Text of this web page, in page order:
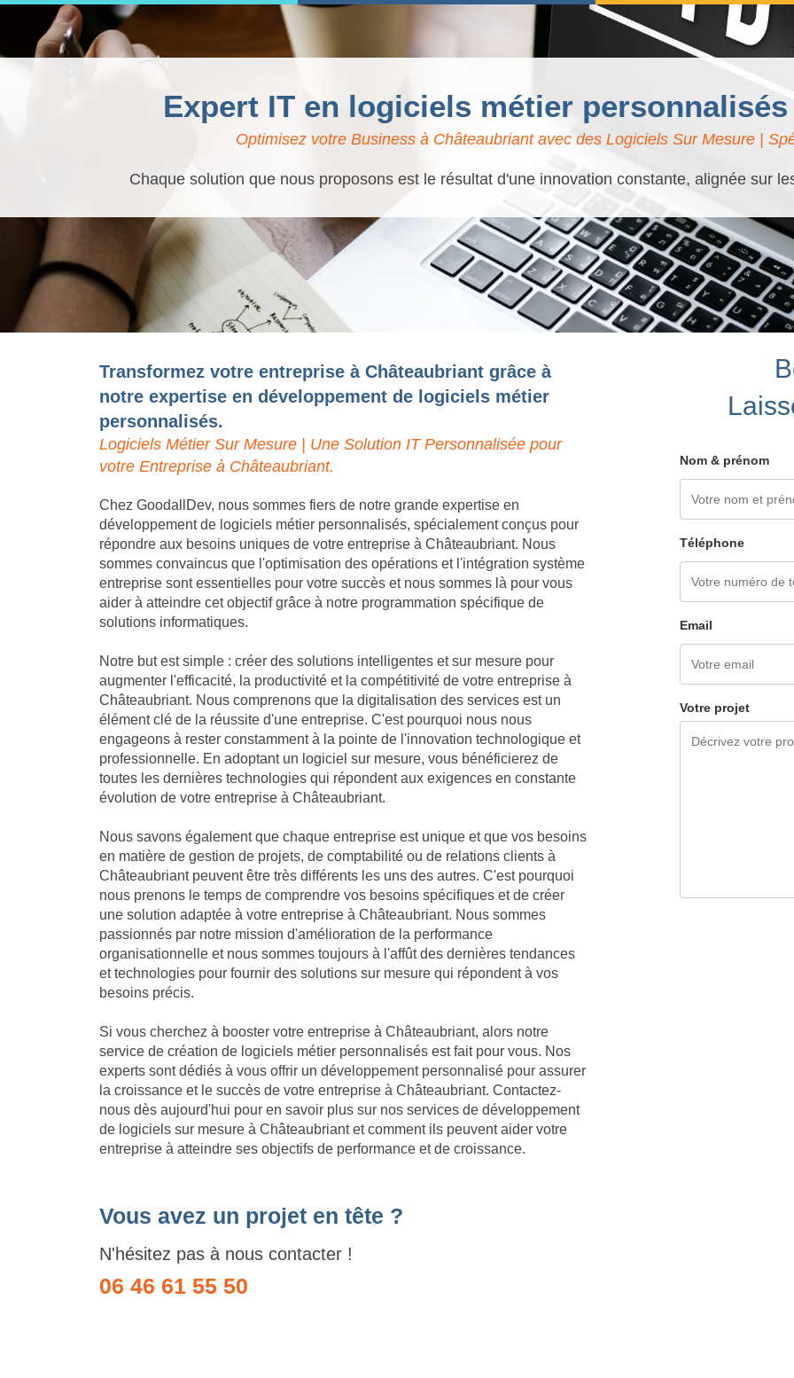
Expert IT en logiciels métier
Optimisez votre Business à Châteaubriant avec des Logiciels Sur Mesure |
Chaque solution que nous proposons est le résultat d'une innovation constante, alignée sur
Transformez votre entreprise à Châteaubriant grâce à
notre expertise en développement de logiciels métier
personnalisés.
Logiciels Métier Sur Mesure | Une Solution IT Personnalisée pour
votre Entreprise à Châteaubriant.
Chez GoodallDev, nous sommes fiers de notre grande expertise en
développement de logiciels métier personnalisés, spécialement conçus pour
répondre aux besoins uniques de votre entreprise à Châteaubriant. Nous
sommes convaincus que l'optimisation des opérations et l'intégration système
entreprise sont essentielles pour votre succès et nous sommes là pour vous
aider à atteindre cet objectif grâce à notre programmation spécifique de
solutions informatiques.
Notre but est simple : créer des solutions intelligentes et sur mesure pour
augmenter l'efficacité, la productivité et la compétitivité de votre entreprise à
Châteaubriant. Nous comprenons que la digitalisation des services est un
élément clé de la réussite d'une entreprise. C'est pourquoi nous nous
engageons à rester constamment à la pointe de l'innovation technologique et
professionnelle. En adoptant un logiciel sur mesure, vous bénéficierez de
toutes les dernières technologies qui répondent aux exigences en constante
évolution de votre entreprise à Châteaubriant.
Nous savons également que chaque entreprise est unique et que vos besoins
en matière de gestion de projets, de comptabilité ou de relations clients à
Châteaubriant peuvent être très différents les uns des autres. C'est pourquoi
nous prenons le temps de comprendre vos besoins spécifiques et de créer
une solution adaptée à votre entreprise à Châteaubriant. Nous sommes
passionnés par notre mission d'amélioration de la performance
organisationnelle et nous sommes toujours à l'affût des dernières tendances
et technologies pour fournir des solutions sur mesure qui répondent à vos
besoins précis.
Si vous cherchez à booster votre entreprise à Châteaubriant, alors notre
service de création de logiciels métier personnalisés est fait pour vous. Nos
experts sont dédiés à vous offrir un développement personnalisé pour assurer
la croissance et le succès de votre entreprise à Châteaubriant. Contactez-
nous dès aujourd'hui pour en savoir plus sur nos services de développement
de logiciels sur mesure à Châteaubriant et comment ils peuvent aider votre
entreprise à atteindre ses objectifs de performance et de croissance.
Vous avez un projet en tête ?
N'hésitez pas à nous contacter !
06 46 61 55 50
Nom & prénom
Téléphone
Email
Votre projet